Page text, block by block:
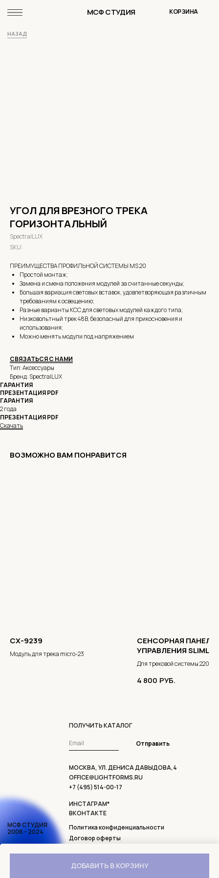
МСФ СТУДИЯ КОРЗИНА
НАЗАД
УГОЛ ДЛЯ ВРЕЗНОГО ТРЕКА
ГОРИЗОНТАЛЬНЫЙ
SpectralLUX
SKU:
ДОБАВИТЬ В КОРЗИНУ
ПРЕИМУЩЕСТВА ПРОФИЛЬНОЙ СИСТЕМЫ MS 20
Простой монтаж;
Замена и смена положения модулей за считанные секунды;
Большая вариация световых вставок, удовлетворяющая различным
требованиям к освещению;
Разные варианты КСС для световых модулей каждого типа;
Низковольтный трек 48В, безопасный для прикосновения и
использования;
Можно менять модули под напряжением
СВЯЗАТЬСЯ С НАМИ
Тип: Аксессуары
Бренд: SpectralLUX
ГАРАНТИЯ
ПРЕЗЕНТАЦИЯ PDF
ГАРАНТИЯ
2 года
ПРЕЗЕНТАЦИЯ PDF
Скачать
ВОЗМОЖНО ВАМ ПОНРАВИТСЯ
CX-9239
Модуль для трека micro-23
СЕНСОРНАЯ ПАНЕЛЬ
УПРАВЛЕНИЯ
Для трековой системы 220 V
4 800 РУБ.
МСФ СТУДИЯ
2006 - 2024
МОСКВА, УЛ. ДЕНИСА ДАВЫДОВА,4
ПОЛУЧИТЬ КАТАЛОГ
ИНСТАГРАМ*
ВКОНТАКТЕ
+7 (495) 514-00-17
OFFICE@LIGHTFORMS.RU
Отправить
* ДЕЯТЕЛЬНОСТЬ ОРГАНИЗАЦИИ META
PLATFORMS INC, INSTAGRAM И FACEBOOK
Политика конфиденциальности
Договор оферты